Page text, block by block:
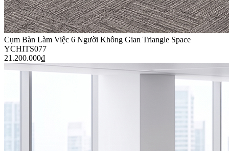
Cụm Bàn Làm Việc 6 Người Không Gian Triangle Space
YCHITS077
21.200.000₫